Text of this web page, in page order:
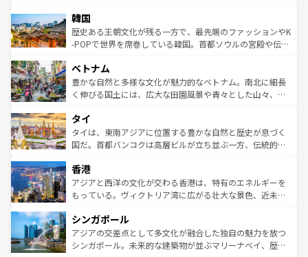
ワイを、存分に味わってほしい。 なお、新着のハワイ情報
はコンテンツ一覧を参照してほしい。
いる。アクティビティも充実しており、サーフィンやダイ
ビング、ハイキングなど、アウトドア好きにはたまらな
い。オーストラリアの多彩な魅力を存分に味わいつくそ
参照してほしい。
ン）、静ひつな山岳地帯である台湾東部など、都市の喧騒
と山間の静けさが共存しており、訪れる人に新しい発見と
驚きをもたらしてくれる。また、奥深い台湾の食文化も魅
容にもいいと評判のスイーツなど、バラエティ豊かな料理
が味わえる。 なお、新着の台湾情報は コンテンツ一覧を参
照してほしい。
韓国
歴史ある王朝文化が残る一方で、最先端のファッションやK
-POPで世界を席巻している韓国。首都ソウルの宮殿や伝統
き、地方に足を延ばせば四季折々の自然美を楽しむことが
できる。そして、キムチや焼肉、絶品のストリートフード
まで、さまざまな韓国料理が待っている。夜には、韓国な
リティに包まれながら、韓国の多彩な魅力を心ゆくまで味
わってみてほしい。 なお、新着の韓国情報はコンテンツ一
覧を参照してほしい。
ベトナム
豊かな自然と多様な文化が魅力的なベトナム。南北に細長
く伸びる国土には、広大な田園風景や青々とした山々、世
急速な発展と共に伝統が息づく。ハノイの古い町並みやホ
ーチミン市のフランス統治時代の建物も、独特の雰囲気を
醸し出している。また、バラエティの豊かさとおいしさで
とつ。フォーやバインミー、ベトナムコーヒーなどは、ぜ
ひ現地で味わいたい。どの地域を訪れてもあたたかい人々
が旅行者を迎えてくれるので、きっと忘れられない旅にな
参照してほしい。
タイ
タイは、東南アジアに位置する豊かな自然と歴史が息づく
国だ。首都バンコクは高層ビルが立ち並ぶ一方、伝統的な
の活気が交差している。北部ではチェンマイなどの山岳地
帯で自然と触れ合い、南部ではプーケットやクラビの美し
いビーチでリゾート気分を楽しむことができる。タイ料理
激する。気候は一年中温暖で、どの季節にも異なる楽しみ
が待っている。親しみやすいタイの人々、仏教を中心とし
た文化、そして多様な観光資源が、訪れる旅人を魅了し続
香港
アジアと西洋の文化が交わる香港は、特有のエネルギーを
もっている。ヴィクトリア湾に広がる壮大な景色、近未来
み、どこを訪れても感動するはず。観光スポットが密集し
ており、効率よく見どころを回れるのも魅力。息をのむよ
うな絶景から文化的な体験まで、香港を存分に楽しみ尽く
シンガポール
アジアの交差点として多文化が融合した独自の魅力を放つ
シンガポール。未来的な建築物が並ぶマリーナベイ、歴史